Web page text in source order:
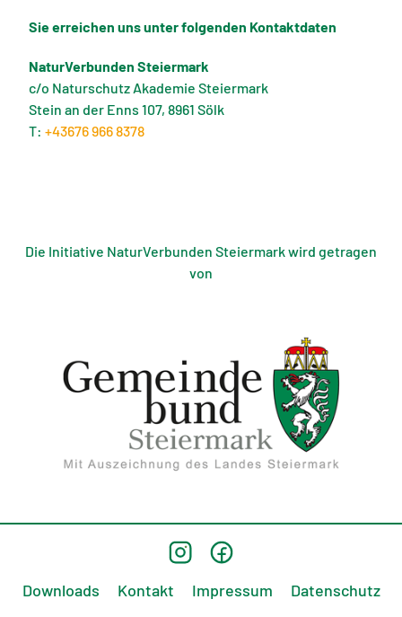
Sie erreichen uns unter folgenden Kontaktdaten
NaturVerbunden Steiermark
c/o Naturschutz Akademie Steiermark
Stein an der Enns 107, 8961 Sölk
T: +43676 966 8378
Die Initiative NaturVerbunden Steiermark wird getragen
von
Downloads Kontakt Impressum Datenschutz